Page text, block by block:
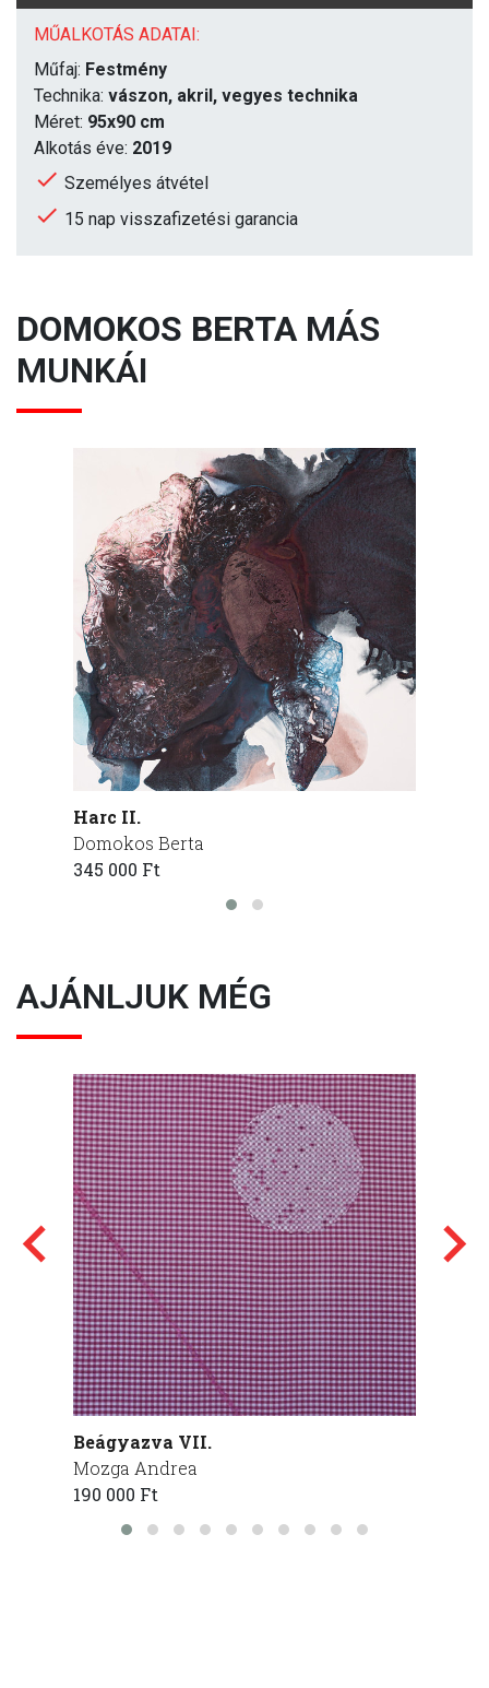
MŰALKOTÁS ADATAI:
Műfaj: Festmény
Technika: vászon, akril, vegyes technika
Méret: 95x90 cm
Alkotás éve: 2019
Személyes átvétel
15 nap visszafizetési garancia
DOMOKOS BERTA MÁS
MUNKÁI
Harc II.
Domokos Berta
345 000 Ft
AJÁNLJUK MÉG
Beágyazva VII.
Mozga Andrea
190 000 Ft